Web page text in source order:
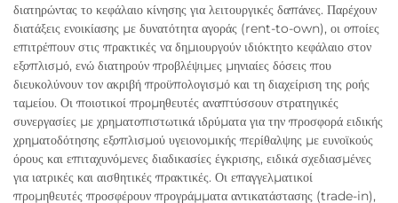
διατηρώντας το κεφάλαιο κίνησης για λειτουργικές δαπάνες. Παρέχουν
διατάξεις ενοικίασης με δυνατότητα αγοράς (rent-to-own), οι οποίες
επιτρέπουν στις πρακτικές να δημιουργούν ιδιόκτητο κεφάλαιο στον
εξοπλισμό, ενώ διατηρούν προβλέψιμες μηνιαίες δόσεις που
διευκολύνουν τον ακριβή προϋπολογισμό και τη διαχείριση της ροής
ταμείου. Οι ποιοτικοί προμηθευτές αναπτύσσουν στρατηγικές
συνεργασίες με χρηματοπιστωτικά ιδρύματα για την προσφορά ειδικής
χρηματοδότησης εξοπλισμού υγειονομικής περίθαλψης με ευνοϊκούς
όρους και επιταχυνόμενες διαδικασίες έγκρισης, ειδικά σχεδιασμένες
για ιατρικές και αισθητικές πρακτικές. Οι επαγγελματικοί
προμηθευτές προσφέρουν προγράμματα αντικατάστασης (trade-in),